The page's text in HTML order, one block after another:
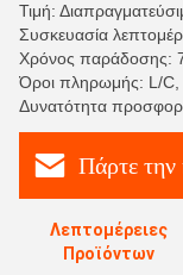
Τιμή:
Συσκευασία
Χρόνος παράδοσης:
Όροι πληρωμής: L/C,
Δυνατότητα
Πάρτε την
Λεπτομέρειες
Προϊόντων